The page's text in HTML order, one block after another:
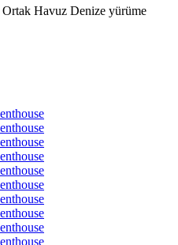
Havuz Denize yürüme